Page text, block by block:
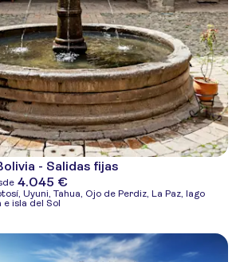
- Salidas fijas
4.045 €
Uyuni, Tahua, Ojo de Perdiz, La Paz, lago
isla del Sol